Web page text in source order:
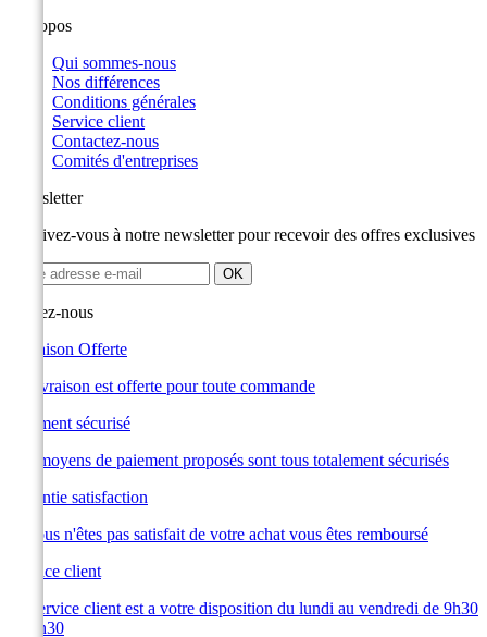
A propos
Qui sommes-nous
Nos différences
Conditions générales
Service client
Contactez-nous
Comités d'entreprises
Newsletter
Inscrivez-vous à notre newsletter pour recevoir des offres exclusives
Suivez-nous
Livraison Offerte
La livraison est offerte pour toute commande
Paiement sécurisé
Les moyens de paiement proposés sont tous totalement sécurisés
Garantie satisfaction
Si vous n'êtes pas satisfait de votre achat vous êtes remboursé
Service client
Le service client est a votre disposition du lundi au vendredi de 9h30
à 19h30